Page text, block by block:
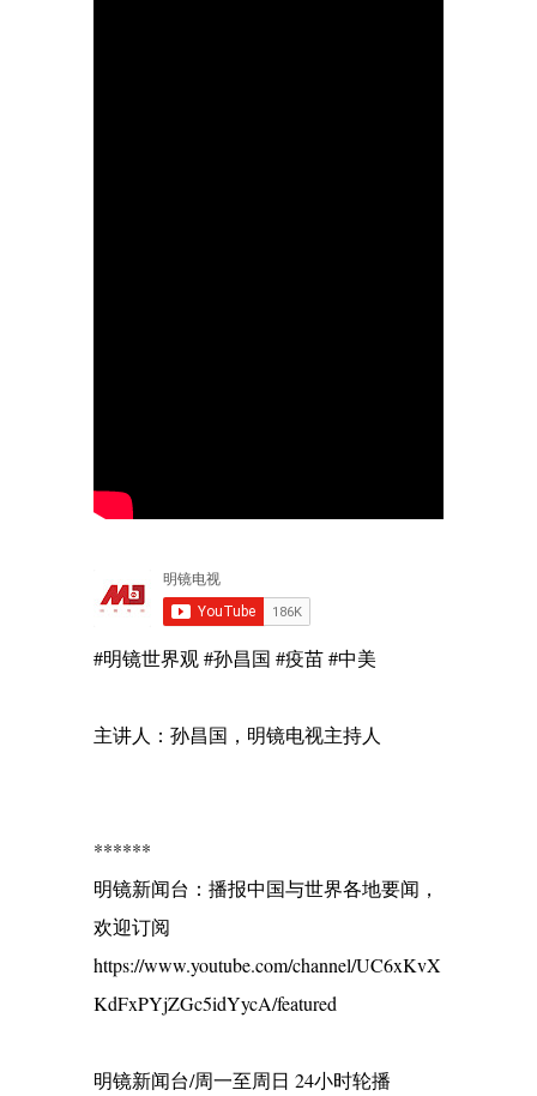
#明镜世界观 #孙昌国 #疫苗 #中美
主讲人：孙昌国，明镜电视主持人
******
明镜新闻台：播报中国与世界各地要闻，
欢迎订阅
https://www.youtube.com/channel/UC6xKvX
KdFxPYjZGc5idYycA/featured
明镜新闻台/周一至周日 24小时轮播